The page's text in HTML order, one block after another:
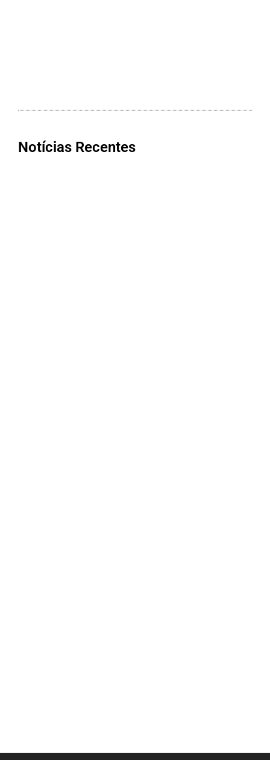
Notícias Recentes